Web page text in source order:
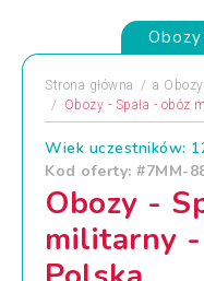
Strona główna a
Obozy - Spała - obóz
Wiek uczestników:
Kod oferty: #7MM-
Obozy -
militarny -